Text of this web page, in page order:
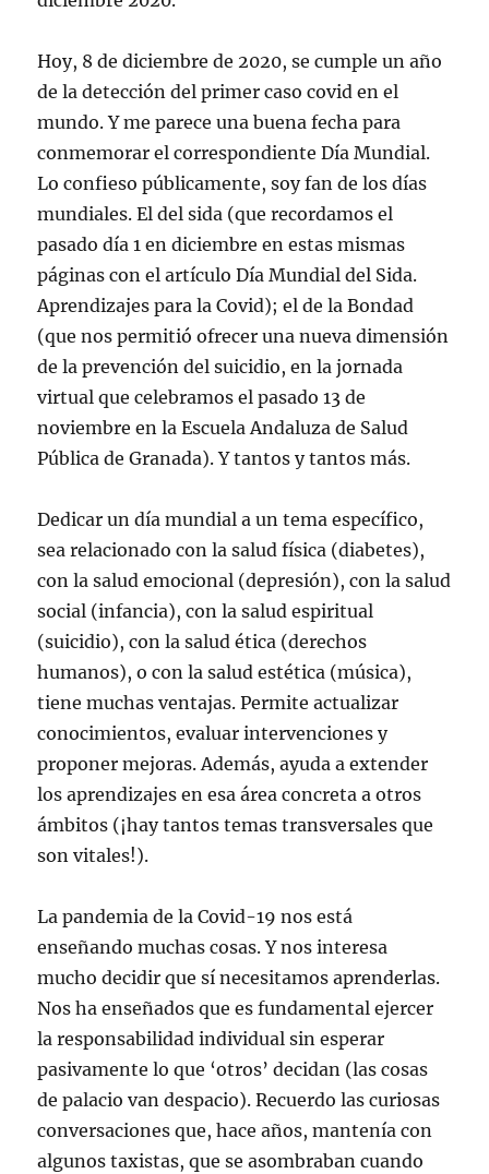
Hoy, 8 de diciembre de 2020, se cumple un año
de la detección del primer caso covid en el
mundo. Y me parece una buena fecha para
conmemorar el correspondiente Día Mundial.
Lo confieso públicamente, soy fan de los días
mundiales. El del sida (que recordamos el
pasado día 1 en diciembre en estas mismas
páginas con el artículo Día Mundial del Sida.
Aprendizajes para la Covid); el de la Bondad
(que nos permitió ofrecer una nueva dimensión
de la prevención del suicidio, en la jornada
virtual que celebramos el pasado 13 de
noviembre en la Escuela Andaluza de Salud
Pública de Granada). Y tantos y tantos más.
Dedicar un día mundial a un tema específico,
sea relacionado con la salud física (diabetes),
con la salud emocional (depresión), con la salud
social (infancia), con la salud espiritual
(suicidio), con la salud ética (derechos
humanos), o con la salud estética (música),
tiene muchas ventajas. Permite actualizar
conocimientos, evaluar intervenciones y
proponer mejoras. Además, ayuda a extender
los aprendizajes en esa área concreta a otros
ámbitos (¡hay tantos temas transversales que
son vitales!).
La pandemia de la Covid-19 nos está
enseñando muchas cosas. Y nos interesa
mucho decidir que sí necesitamos aprenderlas.
Nos ha enseñados que es fundamental ejercer
la responsabilidad individual sin esperar
pasivamente lo que ‘otros’ decidan (las cosas
de palacio van despacio). Recuerdo las curiosas
conversaciones que, hace años, mantenía con
algunos taxistas, que se asombraban cuando